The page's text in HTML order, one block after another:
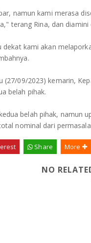
namun kami merasa
terang Rina, dan
kami akan
(27/09/2023) kemarin,
belah pihak.
belah pihak, namun
nominal dari
Share More
NO